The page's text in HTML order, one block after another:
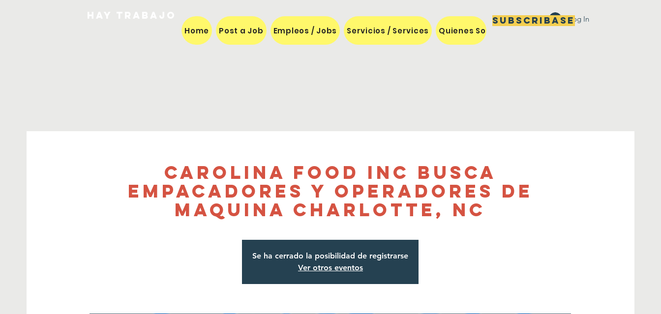
Subscribase
Home Post a Job Empleos / Jobs Servicios / Services Quienes Somos / Our Mission
Log In
Carolina Food Inc Busca
Empacadores y Operadores de
Maquina Charlotte, NC
Se ha cerrado la posibilidad de registrarse
Ver otros eventos